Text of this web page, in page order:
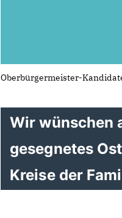
Oberbürgermeister-
Wir wünschen
gesegnetes
Kreise der